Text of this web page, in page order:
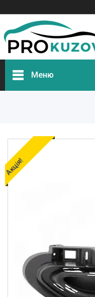
Меню
Відгуки
Акція!